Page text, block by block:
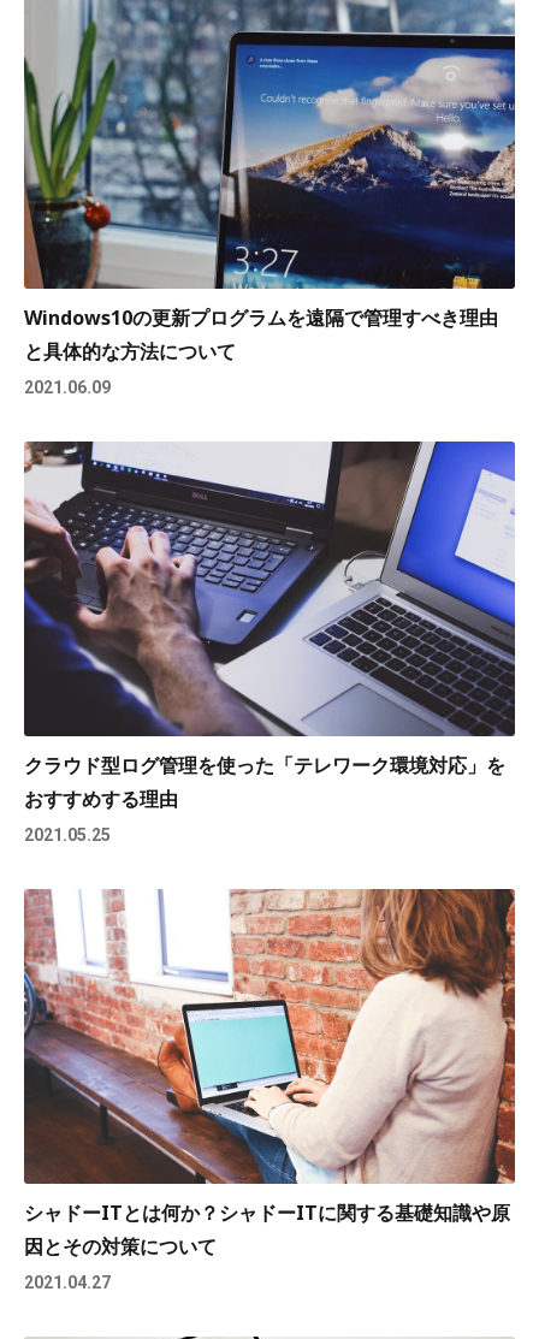
Windows10の更新プログラムを遠隔で管理すべき理由
と具体的な方法について
2021.06.09
クラウド型ログ管理を使った「テレワーク環境対応」を
おすすめする理由
2021.05.25
シャドーITとは何か？シャドーITに関する基礎知識や原
因とその対策について
2021.04.27